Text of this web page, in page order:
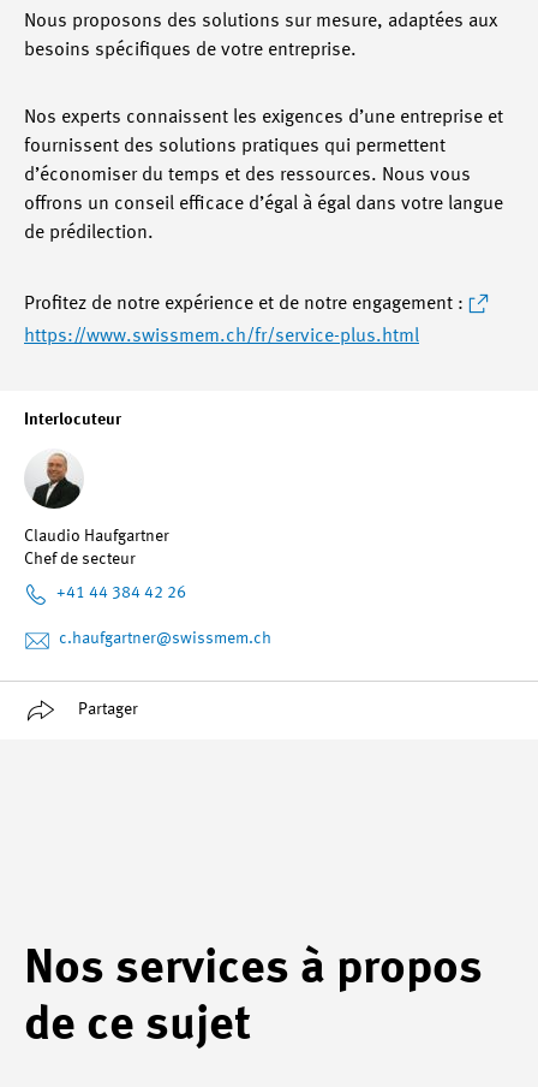
Interlocuteur
Claudio Haufgartner
Chef de secteur
+41 44 384 42 26
c.haufgartner@swissmem.ch
Partager
Nous proposons des solutions sur mesure, adaptées aux
besoins spécifiques de votre entreprise.
Nos experts connaissent les exigences d’une entreprise et
fournissent des solutions pratiques qui permettent
d’économiser du temps et des ressources. Nous vous
offrons un conseil efficace d’égal à égal dans votre langue
de prédilection.
Profitez de notre expérience et de notre engagement :
https://www.swissmem.ch/fr/service-plus.html
Nos services à propos
de ce sujet